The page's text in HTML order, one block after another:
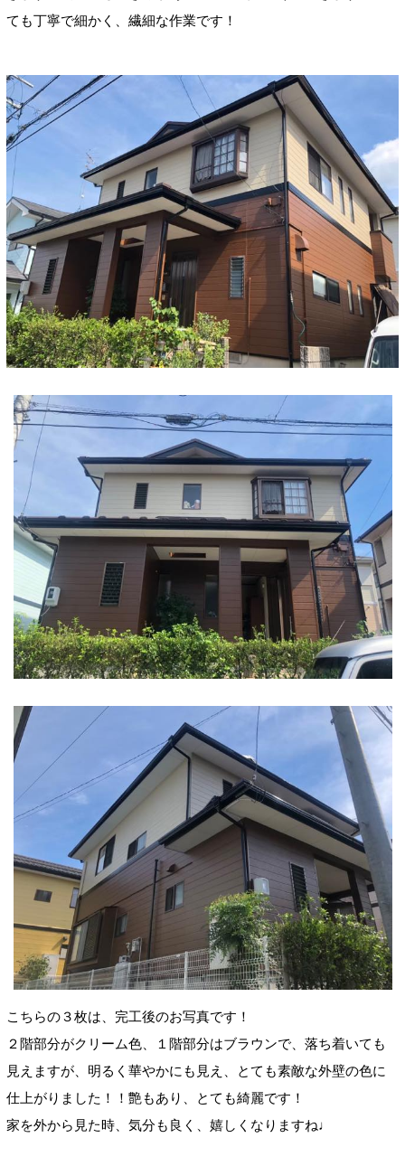
ても丁寧で細かく、繊細な作業です！
こちらの３枚は、完工後のお写真です！
２階部分がクリーム色、１階部分はブラウンで、落ち着いても
見えますが、明るく華やかにも見え、とても素敵な外壁の色に
仕上がりました！！艶もあり、とても綺麗です！
家を外から見た時、気分も良く、嬉しくなりますね♩